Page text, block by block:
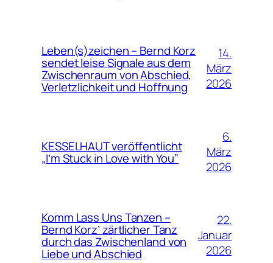
Leben(s)zeichen – Bernd Korz
sendet leise Signale aus dem
Zwischenraum von Abschied,
Verletzlichkeit und Hoffnung
14.
März
2026
KESSELHAUT veröffentlicht
„I’m Stuck in Love with You”
6.
März
2026
Komm Lass Uns Tanzen –
Bernd Korz’ zärtlicher Tanz
durch das Zwischenland von
Liebe und Abschied
22.
Januar
2026